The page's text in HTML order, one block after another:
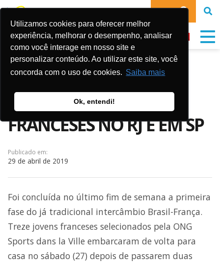
Utilizamos cookies para oferecer melhor
experiência, melhorar o desempenho, analisar
como você interage em nosso site e
personalizar conteúdo. Ao utilizar este site, você
concorda com o uso de cookies. Saiba mais
Ok, entendi!
DOE
GOL DE LETRA RECEBE
DELEGAÇÃO DE JOVENS
FRANCESES NO RJ E EM SP
Publicado em:
29 de abril de 2019
Foi concluída no último fim de semana a primeira
fase do já tradicional intercâmbio Brasil-França.
Treze jovens franceses selecionados pela ONG
Sports dans la Ville embarcaram de volta para
casa no sábado (27) depois de passarem duas